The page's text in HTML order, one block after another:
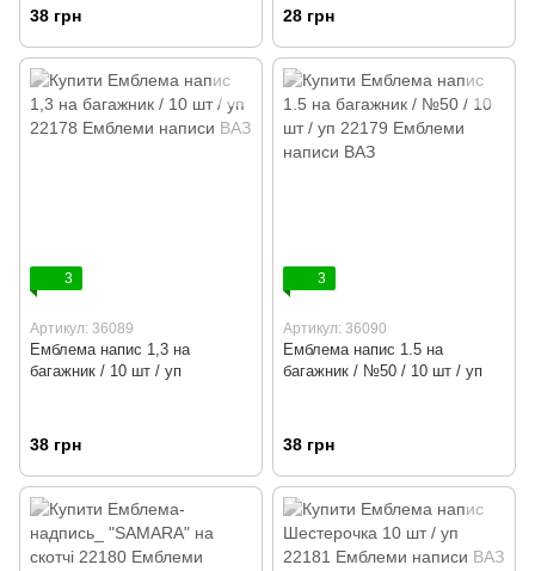
38 грн 28 грн
3
Артикул: 36089
Емблема напис 1,3 на
багажник / 10 шт / уп
38 грн
3
Артикул: 36090
Емблема напис 1.5 на
багажник / №50 / 10 шт / уп
38 грн